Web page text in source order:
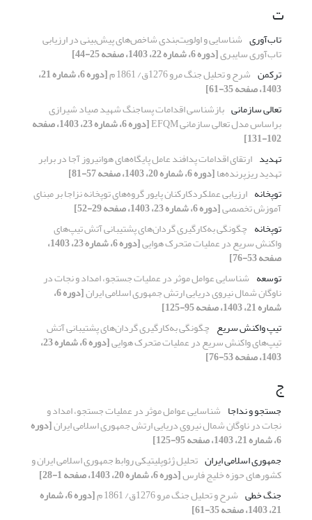
ت
تاب‌آوری شناسایی و اولویت‌بندی شاخص‌های پیش‌بینی در ارزیابی
تاب‌آوری سایبری[دوره 6، شماره 22، 1403، صفحه 25-44]
ترکمن شرح و تحلیل جنگ مرو 1276ق/ 1861 م [دوره 6، شماره 21،
1403، صفحه 35-61]
تعالی سازمانی بازشناسی اقدامات پساجنگ شهید صیاد شیرازی
براساس مدل تعالی سازمانی EFQM [دوره 6، شماره 23، 1403، صفحه
102-131]
تهدید ارتقای اقدامات پدافند عامل پایگاه‌های هوانیروز آجا در برابر
تهدید ریزپرنده‌ها[دوره 6، شماره 20، 1403، صفحه 57-81]
توپخانه ارزیابی عملکردکارکنان پایور گروه‌های توپخانه نزاجا بر مبنای
آموزش تخصصی[دوره 6، شماره 23، 1403، صفحه 29-52]
توپخانه چگونگی به‌کارگیری گردان‌های پشتیبانی آتش تیپ‌های
واکنش سریع در عملیات متحرک هوایی [دوره 6، شماره 23، 1403،
صفحه 53-76]
توسعه شناسایی عوامل موثر در عملیات جستجو، امداد و نجات در
ناوگان شمال نیروی دریایی ارتش جمهوری اسلامی ایران [دوره 6،
شماره 21، 1403، صفحه 95-125]
تیپ واکنش سریع چگونگی به‌کارگیری گردان‌های پشتیبانی آتش
تیپ‌های واکنش سریع در عملیات متحرک هوایی [دوره 6، شماره 23،
1403، صفحه 53-76]
ج
جستجو و نداجا شناسایی عوامل موثر در عملیات جستجو، امداد و
نجات در ناوگان شمال نیروی دریایی ارتش جمهوری اسلامی ایران[دوره
6، شماره 21، 1403، صفحه 95-125]
جمهوری اسلامی ایران تحلیل ژئوپلیتیکی روابط جمهوری اسلامی ایران و
کشورهای حوزه خلیج فارس[دوره 6، شماره 20، 1403، صفحه 1-28]
جنگ خطی شرح و تحلیل جنگ مرو 1276ق/ 1861 م [دوره 6، شماره
21، 1403، صفحه 35-61]